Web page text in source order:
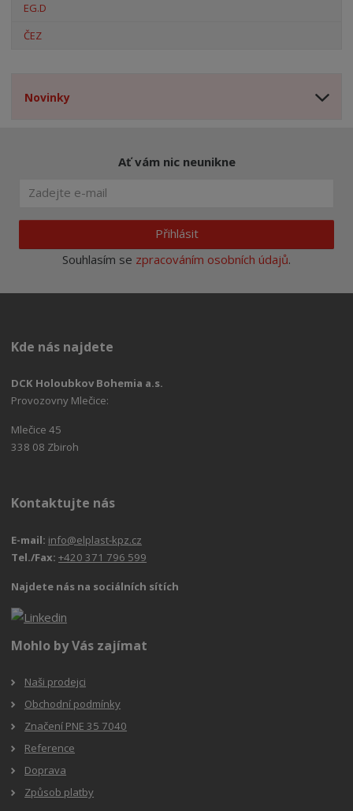
EG.D
ČEZ
Novinky
Ať vám nic neunikne
Přihlásit
Souhlasím se zpracováním osobních údajů.
Kde nás najdete
DCK Holoubkov Bohemia a.s.
Provozovny Mlečice:
Mlečice 45
338 08 Zbiroh
Kontaktujte nás
E-mail: info@elplast-kpz.cz
Tel./Fax:+420 371 796 599
Najdete nás na sociálních sítích
Mohlo by Vás zajímat
Naši prodejci
Obchodní podmínky
Značení PNE 35 7040
Reference
Doprava
Způsob platby